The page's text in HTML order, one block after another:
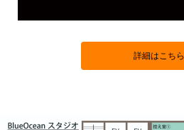
詳細はこちら